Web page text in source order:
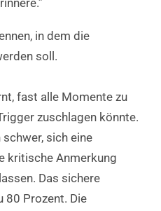
in dem die
soll.
fast alle Momente zu
zuschlagen könnte.
sich eine
kritische Anmerkung
Das sichere
80 Prozent. Die